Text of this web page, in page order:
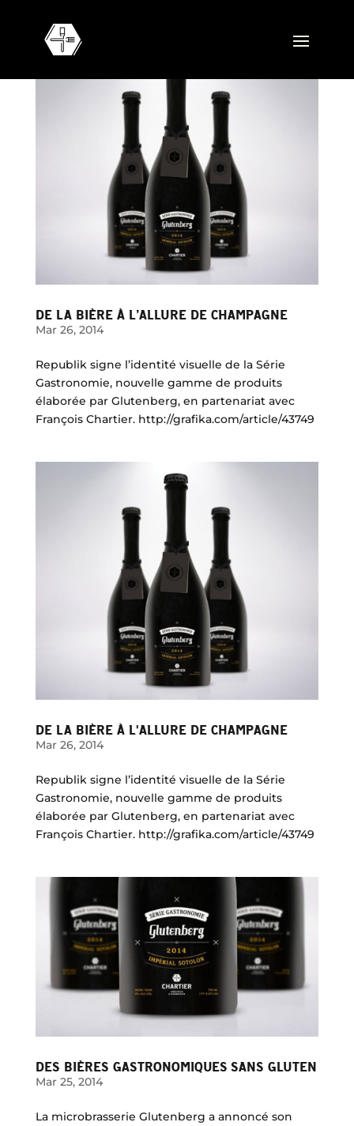
DE LA BIÈRE À L’ALLURE DE CHAMPAGNE
Mar 26, 2014
Republik signe l’identité visuelle de la Série
Gastronomie, nouvelle gamme de produits
élaborée par Glutenberg, en partenariat avec
François Chartier. http://grafika.com/article/43749
DE LA BIÈRE À L'ALLURE DE CHAMPAGNE
Mar 26, 2014
Republik signe l’identité visuelle de la Série
Gastronomie, nouvelle gamme de produits
élaborée par Glutenberg, en partenariat avec
François Chartier. http://grafika.com/article/43749
DES BIÈRES GASTRONOMIQUES SANS GLUTEN
Mar 25, 2014
La microbrasserie Glutenberg a annoncé son